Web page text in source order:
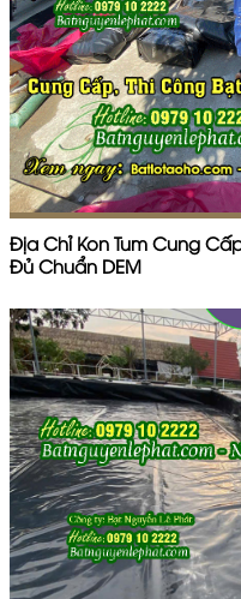
Địa Chỉ Kon Tum Cung
Đủ Chuẩn DEM